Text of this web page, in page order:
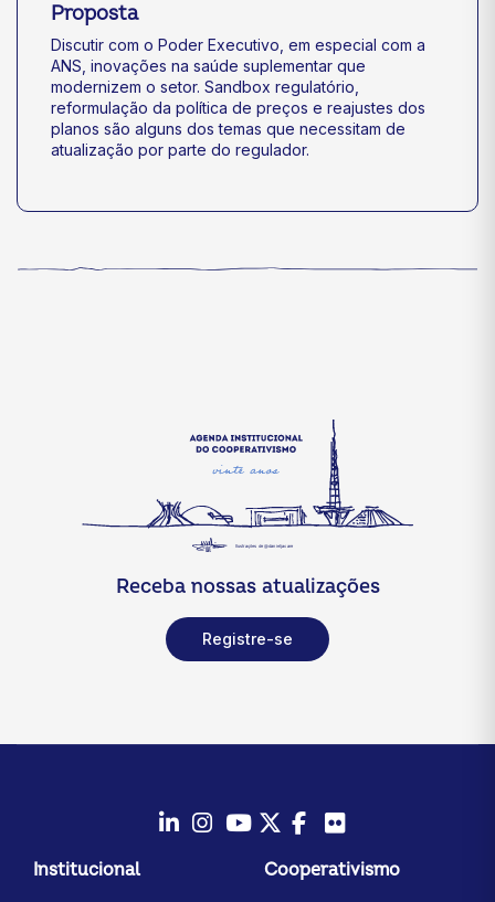
Proposta
Discutir com o Poder Executivo, em especial com a
ANS, inovações na saúde suplementar que
modernizem o setor. Sandbox regulatório,
reformulação da política de preços e reajustes dos
planos são alguns dos temas que necessitam de
atualização por parte do regulador.
Receba nossas atualizações
Registre-se
Instagram
YoutubeTwitter/X
Facebook
Institucional Cooperativismo